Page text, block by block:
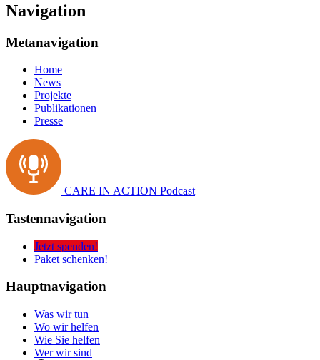
Navigation
Metanavigation
Home
News
Projekte
Publikationen
Presse
CARE IN ACTION Podcast
Tastennavigation
Jetzt spenden!
Paket schenken!
Hauptnavigation
Was wir tun
Wo wir helfen
Wie Sie helfen
Wer wir sind